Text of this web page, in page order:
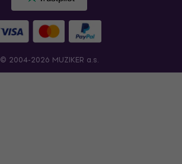
© 2004-2026 MUZIKER a.s.